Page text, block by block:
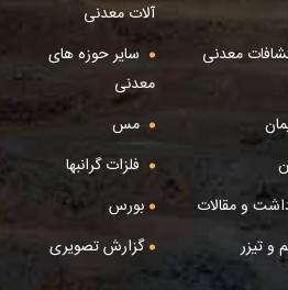
آلات معدنی
معدنی
سایر حوزه های
معدنی
مس
فلزات گرانبها
و مقالات
بورس
و تیزر
گزارش تصویری